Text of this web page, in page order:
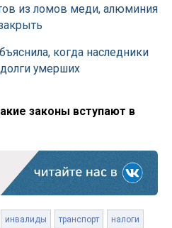
из ломов меди, алюминия
когда наследники
умерших
законы вступают в
инвалиды транспорт налоги